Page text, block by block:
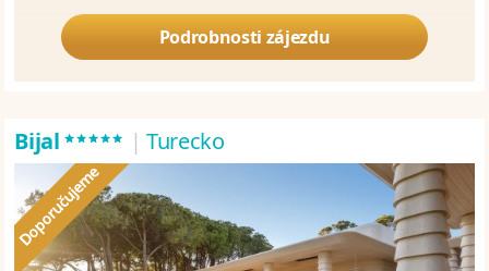
Podrobnosti zájezdu
Bijal***** | Turecko